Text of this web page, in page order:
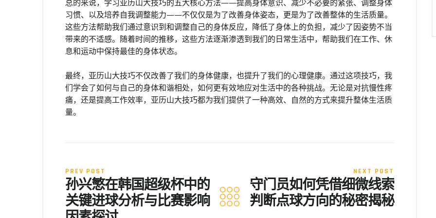
总的来说，学习亚历山大技巧的五大核心方法——提高身体意识、减少不必要的紧张、调整身体
习惯、以及培养自我调整能力——不仅仅是为了改善身体姿态，更是为了改善整体的生活质量。
这些方法帮助我们通过意识到和调整自己的身体反应，降低了身体上的负担，减少了因姿势不当
带来的不适感。随着时间的推移，这些方法逐渐渗透到我们的日常生活中，帮助我们在工作、休
息和运动中保持最佳的身体状态。
最终，亚历山大技巧不仅改善了我们的身体健康，也提升了我们的心理健康。通过这项技巧，我
们学会了如何与自己的身体和谐相处，如何更有效地应对生活中的各种挑战。无论是对抗慢性疼
痛，还是提高工作效率，亚历山大技巧都为我们提供了一种高效、自然的方式来提升整体生活质
量。
PREV POST
孙兴慜在韩国超级杯中的
关键进球分析与比赛影响
NEXT POST
守门员如何凭借细微线索
判断点球方向的秘密揭秘